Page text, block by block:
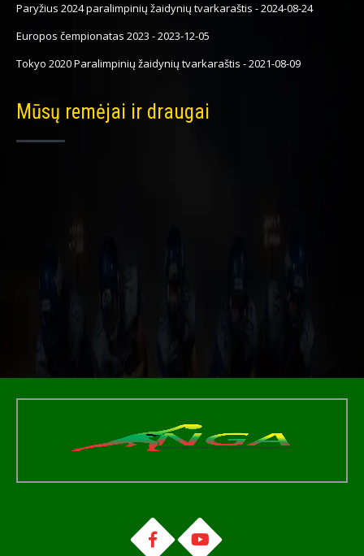
Paryžius 2024 paralimpinių žaidynių tvarkaraštis -2024-08-24
Europos čempionatas 2023 -2023-12-05
Tokyo 2020 Paralimpinių žaidynių tvarkaraštis -2021-08-09
Mūsų remėjai ir draugai